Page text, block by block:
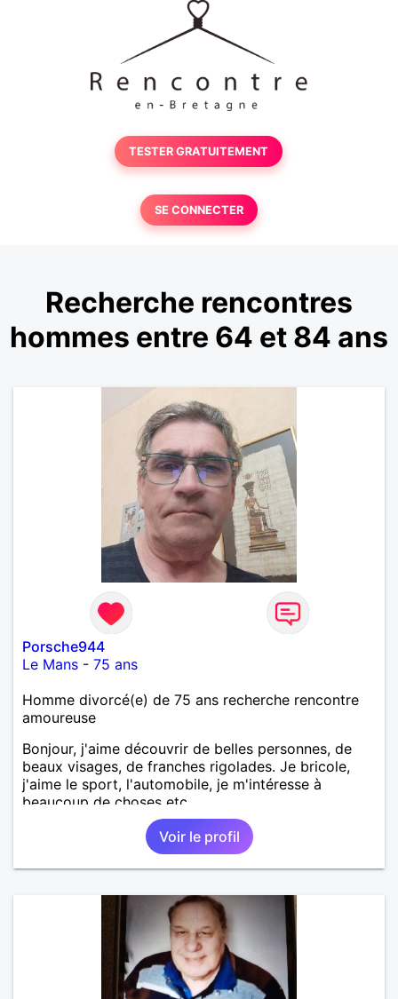
TESTER GRATUITEMENT
SE CONNECTER
Recherche rencontres
hommes entre 64 et 84 ans
Porsche944
Le Mans - 75 ans
Homme divorcé(e) de 75 ans recherche rencontre
amoureuse
Bonjour, j'aime découvrir de belles personnes, de
beaux visages, de franches rigolades. Je bricole,
j'aime le sport, l'automobile, je m'intéresse à
beaucoup de choses etc
Voir le profil